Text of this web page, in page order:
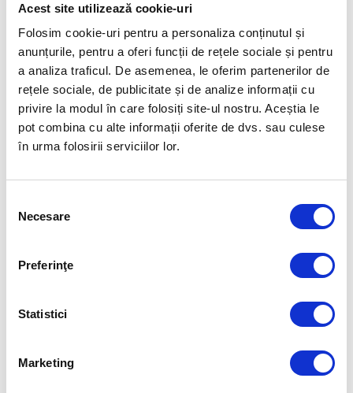
Acest site utilizează cookie-uri
Folosim cookie-uri pentru a personaliza conținutul și
anunțurile, pentru a oferi funcții de rețele sociale și pentru
a analiza traficul. De asemenea, le oferim partenerilor de
rețele sociale, de publicitate și de analize informații cu
privire la modul în care folosiți site-ul nostru. Aceștia le
pot combina cu alte informații oferite de dvs. sau culese
în urma folosirii serviciilor lor.
consimțământului
Necesare
Preferinţe
Statistici
Marketing
ȘEF DELEGAȚIE:Matei Giurcăneanu;
PREȘEDINTE:Camelia Potec.
Mult succes tuturor!
Sursa: FRNPM
CHIRILĂ ÎN PROBA DE 1000 ȘI
4×100 M LIBER MASCULIN
@CAMPIONATUL MONDIAL DE
JUNIORI DE LA LIMA!
FUELLED BY